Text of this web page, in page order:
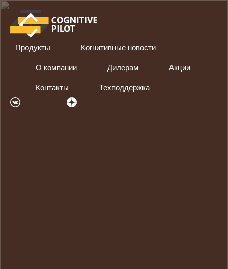
Продукты Когнитивные новости
О компании Дилерам Акции
Контакты Техподдержка